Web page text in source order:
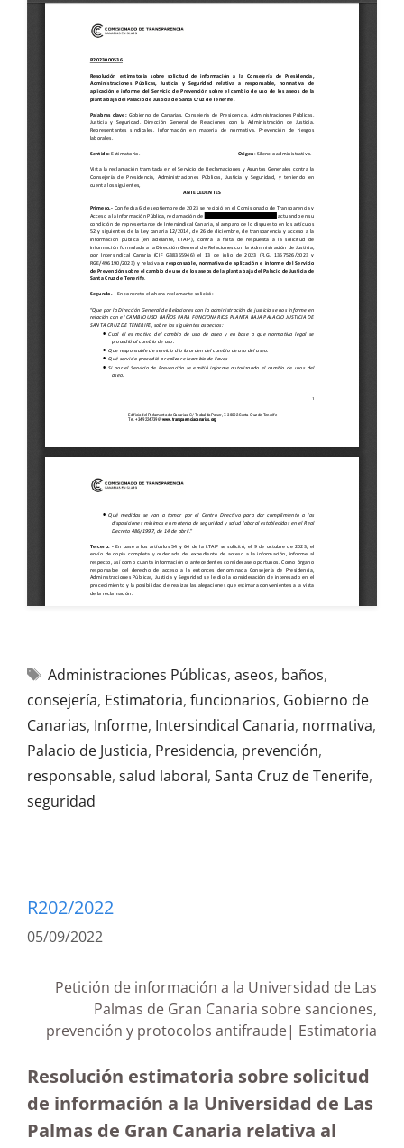
Administraciones Públicas, aseos, baños,
consejería, Estimatoria, funcionarios, Gobierno de
Canarias, Informe, Intersindical Canaria, normativa,
Palacio de Justicia, Presidencia, prevención,
responsable, salud laboral, Santa Cruz de Tenerife,
seguridad
R202/2022
05/09/2022
Petición de información a la Universidad de Las
Palmas de Gran Canaria sobre sanciones,
prevención y protocolos antifraude| Estimatoria
Resolución estimatoria sobre solicitud
de información a la Universidad de Las
Palmas de Gran Canaria relativa al